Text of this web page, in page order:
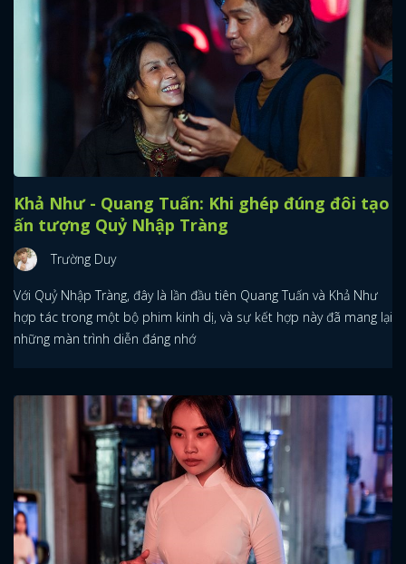
Khả Như - Quang Tuấn: Khi ghép đúng đôi tạo
ấn tượng Quỷ Nhập Tràng
Trường Duy
Với Quỷ Nhập Tràng, đây là lần đầu tiên Quang Tuấn và Khả Như
hợp tác trong một bộ phim kinh dị, và sự kết hợp này đã mang lại
những màn trình diễn đáng nhớ